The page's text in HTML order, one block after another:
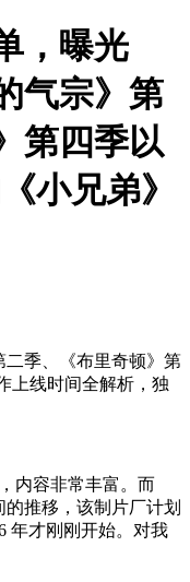
，曝光
气宗》第
第四季以
小兄弟》
二季、《布里奇顿》第
上线时间全解析，独
内容非常丰富。而
推移，该制片厂计划
年才刚刚开始。对我